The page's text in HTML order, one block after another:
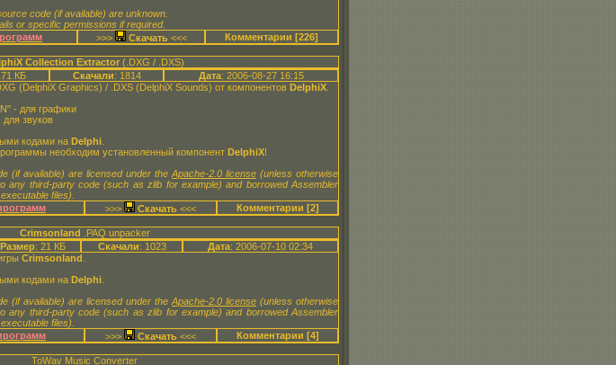
code (if available) are unknown.
or specific permissions if required.
>>> <<< Комментарии [226]
Collection Extractor(.DXG / .DXS)
КБ Скачали: 1814 Дата: 2006-08-27 16:15
(DelphiX Graphics) / .DXS (DelphiX Sounds) от компонентов DelphiX.
- для графики
звуков
кодами на Delphi.
необходим установленный компонент DelphiX!
(if available) are licensed under the Apache-2.0 license(unless otherwise
any third-party code (such as zlib for example) and borrowed Assembler
files).
>>> <<< Комментарии [2]
Crimsonland .PAQ unpacker
Размер: 21 КБ Скачали: 1023 Дата: 2006-07-10 02:34
Crimsonland
кодами на Delphi.
(if available) are licensed under the Apache-2.0 license(unless otherwise
any third-party code (such as zlib for example) and borrowed Assembler
files).
>>> <<< Комментарии [4]
ToWav Music Converter